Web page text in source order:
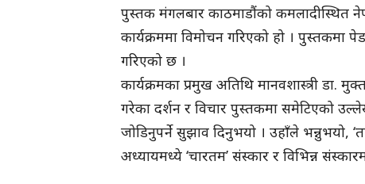
पुस्तक मंगलबार काठमाडौंको कमलादीस्थित
कार्यक्रममा विमोचन गरिएको हो । पुस्तकमा
गरिएको छ ।
कार्यक्रमका प्रमुख अतिथि मानवशास्त्री डा.
गरेका दर्शन र विचार पुस्तकमा समेटिएको
जोडिनुपर्ने सुझाव दिनुभयो । उहाँले भन्नुभयो,
अध्यायमध्ये ‘चारतम’ संस्कार र विभिन्न